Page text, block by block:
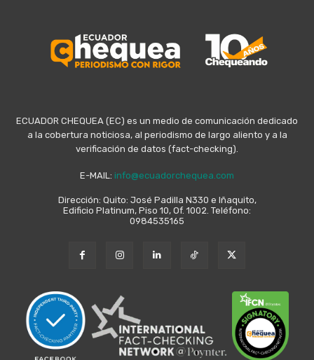
ECUADOR CHEQUEA (EC) es un medio de comunicación dedicado
a la cobertura noticiosa, al periodismo de largo aliento y a la
verificación de datos (fact-checking).
E-MAIL: info@ecuadorchequea.com
Dirección: Quito: José Padilla N330 e Iñaquito,
Edificio Platinum, Piso 10, Of. 1002. Teléfono:
0984535165